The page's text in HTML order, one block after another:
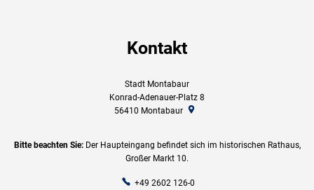
Kontakt
Stadt Montabaur
Konrad-Adenauer-Platz 8
56410 Montabaur
Bitte beachten Sie: Der Haupteingang befindet sich im historischen Rathaus,
Großer Markt 10.
+49 2602 126-0